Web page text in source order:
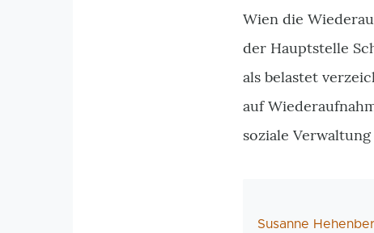
Wien die
der Hauptstelle
als belastet
auf
soziale
AutorIn
Susanne